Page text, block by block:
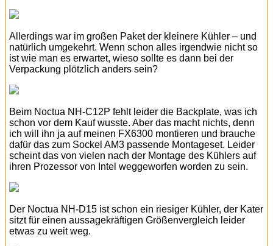
Allerdings war im großen Paket der kleinere Kühler – und
natürlich umgekehrt. Wenn schon alles irgendwie nicht so
ist wie man es erwartet, wieso sollte es dann bei der
Verpackung plötzlich anders sein?
Beim Noctua NH-C12P fehlt leider die Backplate, was ich
schon vor dem Kauf wusste. Aber das macht nichts, denn
ich will ihn ja auf meinen FX6300 montieren und brauche
dafür das zum Sockel AM3 passende Montageset. Leider
scheint das von vielen nach der Montage des Kühlers auf
ihren Prozessor von Intel weggeworfen worden zu sein.
Der Noctua NH-D15 ist schon ein riesiger Kühler, der Kater
sitzt für einen aussagekräftigen Größenvergleich leider
etwas zu weit weg.